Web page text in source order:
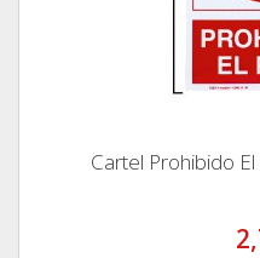
Cartel Prohibido